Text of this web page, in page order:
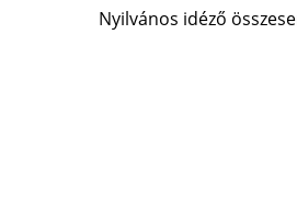
Nyilvános idéző